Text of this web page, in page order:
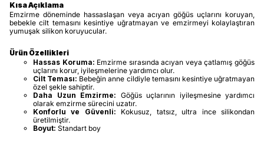
Kısa Açıklama
Emzirme döneminde hassaslaşan veya acıyan göğüs uçlarını koruyan,
bebekle cilt temasını kesintiye uğratmayan ve emzirmeyi kolaylaştıran
yumuşak silikon koruyucular.
Ürün Özellikleri
Hassas Koruma: Emzirme sırasında acıyan veya çatlamış göğüs
uçlarını korur, iyileşmelerine yardımcı olur.
Cilt Teması: Bebeğin anne cildiyle temasını kesintiye uğratmayan
özel şekle sahiptir.
Daha Uzun Emzirme: Göğüs uçlarının iyileşmesine yardımcı
olarak emzirme sürecini uzatır.
Konforlu ve Güvenli: Kokusuz, tatsız, ultra ince silikondan
üretilmiştir.
Boyut: Standart boy